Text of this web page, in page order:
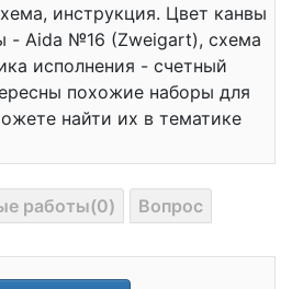
инструкция. Цвет канвы
- Aida №16 (Zweigart), схема
исполнения - счетный
похожие наборы для
найти их в тематике
работы(0)
Вопрос